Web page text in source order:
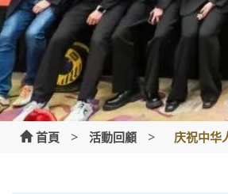
首頁 > 活動回顧 > 庆祝中华